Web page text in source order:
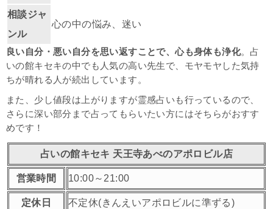
相談ジャ
ンル
心の中の悩み、迷い
良い自分・悪い自分を思い返すことで、心も身体も浄化。 占
いの館キセキの中でも人気の高い先生で、モヤモヤした気持
ちが晴れる人が続出しています。
また、少し値段は上がりますが霊感占いも行っているので、
さらに深い部分まで占ってもらいたい方にはそちらがおすす
めです！
占いの館キセキ 天王寺あべのアポロビル店
営業時間 10:00～21:00
定休日 不定休(きんえいアポロビルに準ずる)